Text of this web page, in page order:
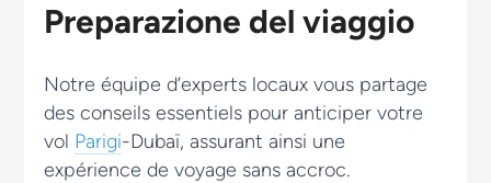
Preparazione del viaggio
Notre équipe d’experts locaux vous partage
des conseils essentiels pour anticiper votre
vol Parigi-Dubaï, assurant ainsi une
expérience de voyage sans accroc.